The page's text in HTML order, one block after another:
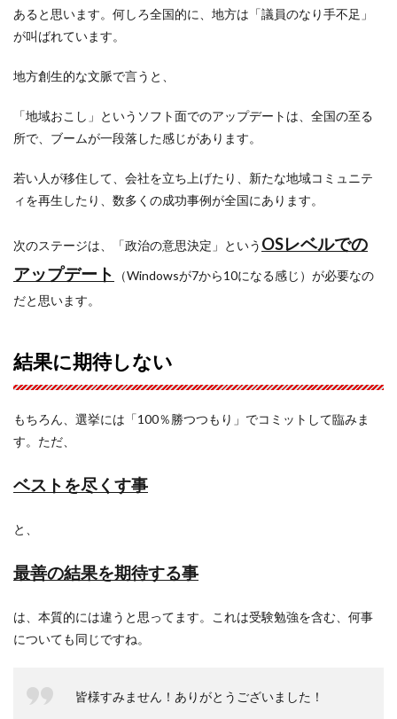
あると思います。何しろ全国的に、地方は「議員のなり手不足」
が叫ばれています。
地方創生的な文脈で言うと、
「地域おこし」というソフト面でのアップデートは、全国の至る
所で、ブームが一段落した感じがあります。
若い人が移住して、会社を立ち上げたり、新たな地域コミュニテ
ィを再生したり、数多くの成功事例が全国にあります。
次のステージは、「政治の意思決定」という OSレベルでの
アップデート
（Windowsが7から10になる感じ）が必要なの
だと思います。
結果に期待しない
もちろん、選挙には「100％勝つつもり」でコミットして臨みま
す。ただ、
ベストを尽くす事
と、
最善の結果を期待する事
は、本質的には違うと思ってます。これは受験勉強を含む、何事
についても同じですね。
皆様すみません！ありがとうございました！